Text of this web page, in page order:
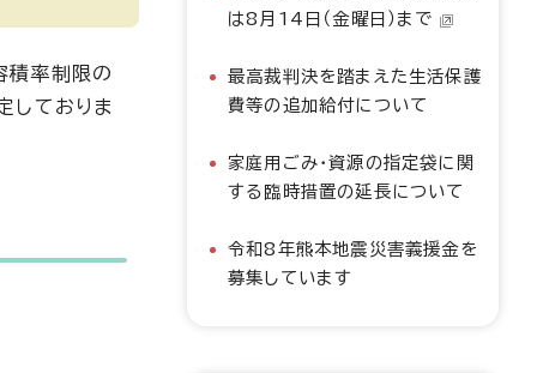
積率制限の
しておりま
は8月14日（金曜日）まで
最高裁判決を踏まえた生活保護
費等の追加給付について
家庭用ごみ・資源の指定袋に関
する臨時措置の延長について
令和8年熊本地震災害義援金を
募集しています